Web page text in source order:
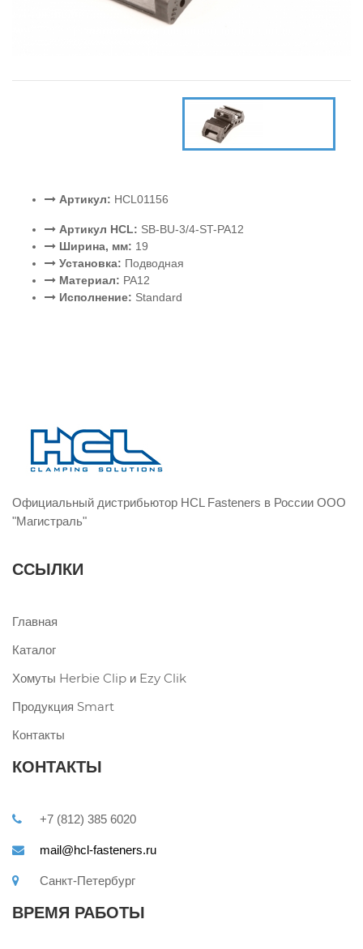
Артикул: HCL01156
Артикул HCL: SB-BU-3/4-ST-PA12
Ширина, мм: 19
Установка: Подводная
Материал: PA12
Исполнение: Standard
Официальный дистрибьютор HCL Fasteners в России ООО
"Магистраль"
ССЫЛКИ
Главная
Каталог
Хомуты Herbie Clip и Ezy Clik
Продукция Smart
Контакты
КОНТАКТЫ
+7 (812) 385 6020
mail@hcl-fasteners.ru
Санкт-Петербург
ВРЕМЯ РАБОТЫ